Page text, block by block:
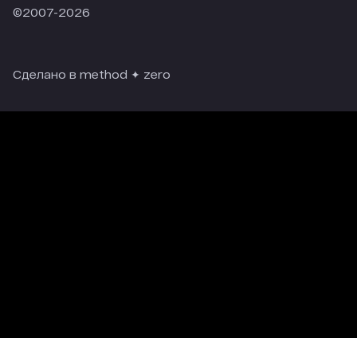
©2007-2026
Сделано в method ✦ zero